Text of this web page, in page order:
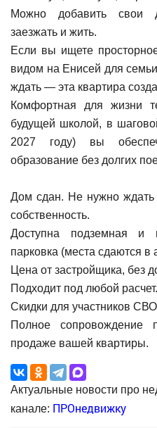
Можно добавить свои
заезжать и жить.
Если вы ищете
видом на Енисей для
ждать — эта квартира
Комфортная для жизни
будущей школой, в
2027 году) вы
образование без долгих
Дом сдан. Не нужно
собственность.
Доступна подземная и
парковка (места сдаются в
Цена от застройщика, без
Подходит под любой расчет.
Скидки для участников
Полное сопровождение
продаже вашей квартиры.
Актуальные новости про
канале: ПРОнедвижку